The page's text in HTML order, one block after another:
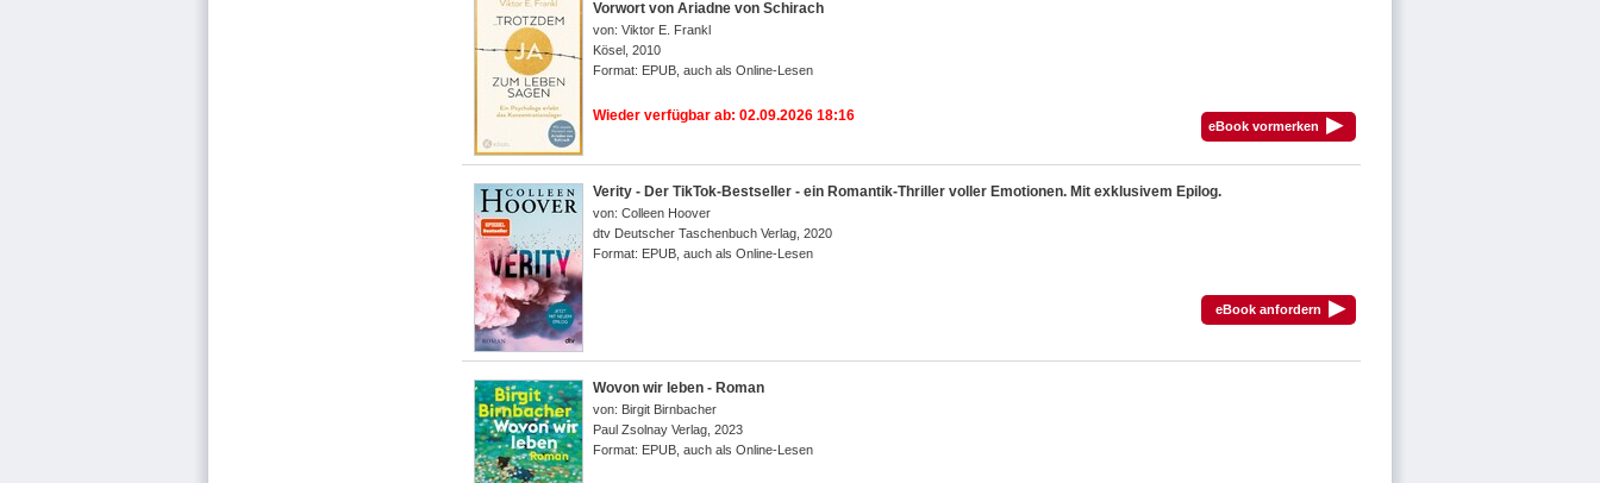
Vorwort von Ariadne von Schirach
von: Viktor E. Frankl
Kösel 2010
Format: EPUB, auch als Online-Lesen
Wieder verfügbar ab: 02.09.2026 18:16
eBook vormerken ▸
Verity - Der TikTok-Bestseller - ein Romantik-Thriller voller Emotionen. Mit exklusivem Epilog.
von: Colleen Hoover
dtv Deutscher Taschenbuch Verlag 2020
Format: EPUB, auch als Online-Lesen
eBook anfordern ▸
Wovon wir leben - Roman
von: Birgit Birnbacher
Paul Zsolnay Verlag 2023
Format: EPUB, auch als Online-Lesen